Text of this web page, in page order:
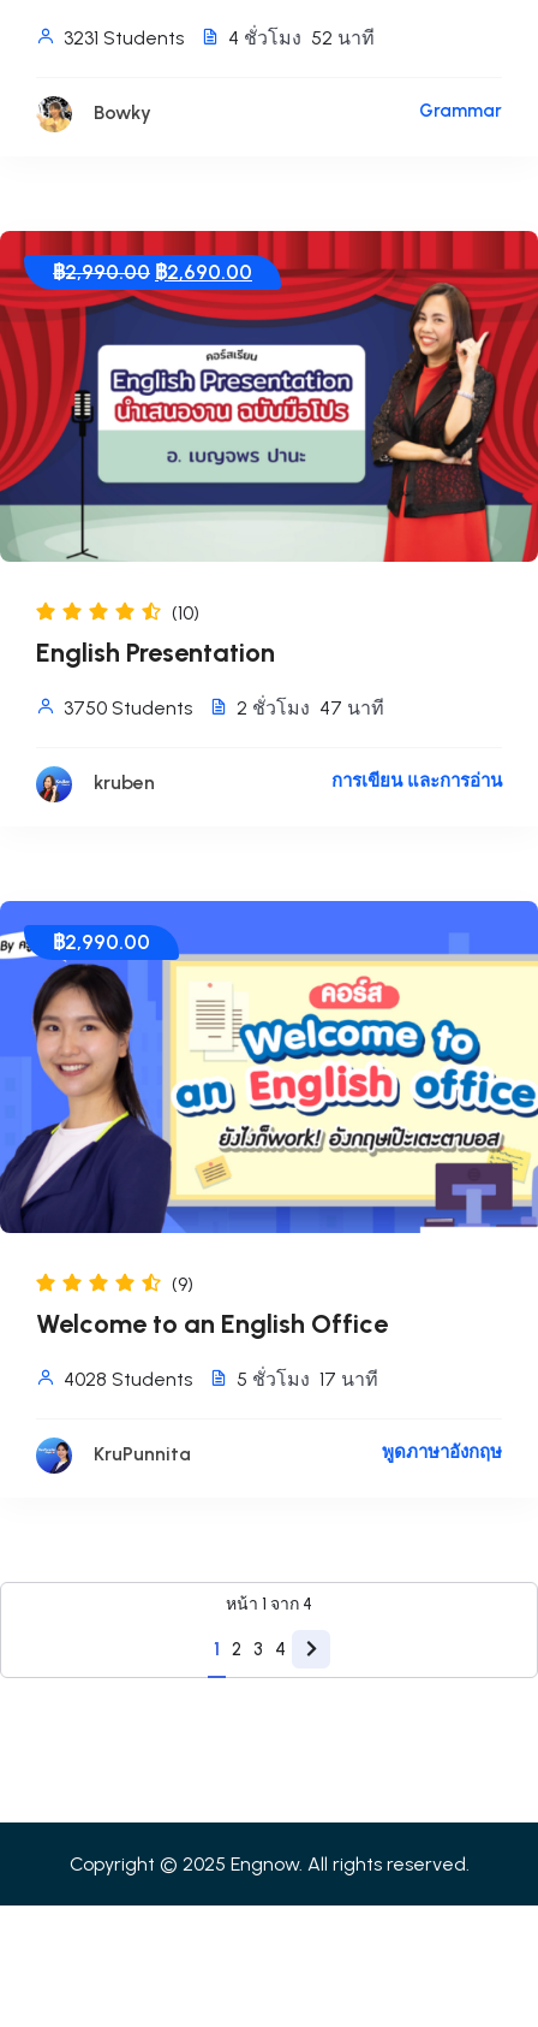
3231 Students 4 ชั่วโมง 52 นาที
Bowky Grammar
฿2,990.00 Original
price
฿2,990.00.
฿2,690.00 Current
price
is:
฿2,690.00.
(10)
English Presentation
3750 Students 2 ชั่วโมง 47 นาที
kruben การเขียน และการอ่าน
฿2,990.00
(9)
Welcome to an English Office
4028 Students 5 ชั่วโมง 17 นาที
KruPunnita พูดภาษาอังกฤษ
หน้า 1 จาก 4
1 2 3 4
Copyright © 2025 Engnow. All rights reserved.